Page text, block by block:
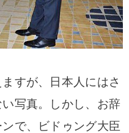
すが、日本人にはさ
写真。しかし、お辞
で、ビドゥング大臣